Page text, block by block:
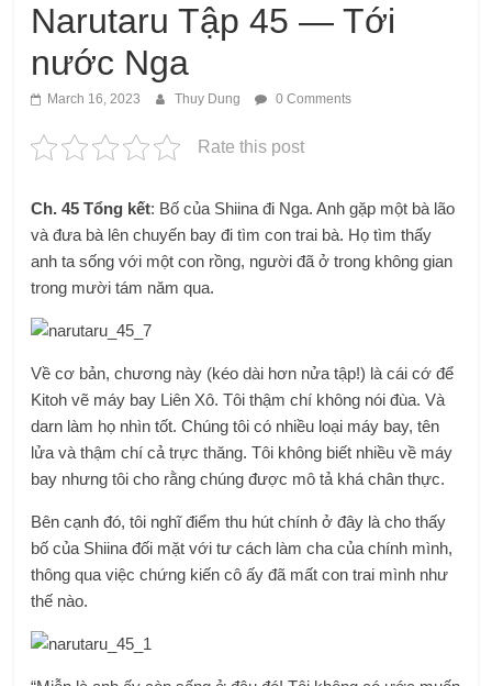
Narutaru Tập 45 — Tới ​​
nước Nga
March 16, 2023 Thuy Dung 0 Comments
Rate this post
Ch. 45 Tổng kết: Bố của Shiina đi Nga. Anh gặp một bà lão
và đưa bà lên chuyến bay đi tìm con trai bà. Họ tìm thấy
anh ta sống với một con rồng, người đã ở trong không gian
trong mười tám năm qua.
Về cơ bản, chương này (kéo dài hơn nửa tập!) là cái cớ để
Kitoh vẽ máy bay Liên Xô. Tôi thậm chí không nói đùa. Và
darn làm họ nhìn tốt. Chúng tôi có nhiều loại máy bay, tên
lửa và thậm chí cả trực thăng. Tôi không biết nhiều về máy
bay nhưng tôi cho rằng chúng được mô tả khá chân thực.
Bên cạnh đó, tôi nghĩ điểm thu hút chính ở đây là cho thấy
bố của Shiina đối mặt với tư cách làm cha của chính mình,
thông qua việc chứng kiến ​​​​cô ấy đã mất con trai mình như
thế nào.